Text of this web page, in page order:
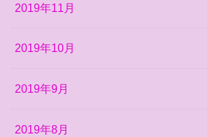
2019年11月
2019年10月
2019年9月
2019年8月